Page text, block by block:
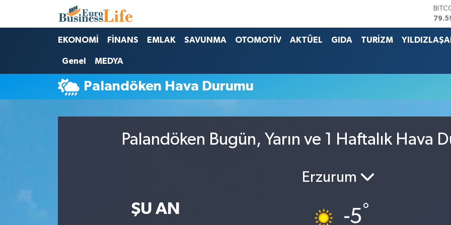
EKONOMİ FİNANS EMLAK SAVUNMA OTOMOTİV AKTÜEL GIDA TURİZM
Genel MEDYA
Palandöken Hava Durumu
Palandöken Bugün, Yarın ve 1 Haftalık Hava
ŞU AN
Erzurum
-5°
Nöbetçi Eczaneler
Hava Durumu
Namaz Vakitleri
Trafik Durumu
Süper Lig Puan Durumu ve Fikstür
Son Dakika Haberleri